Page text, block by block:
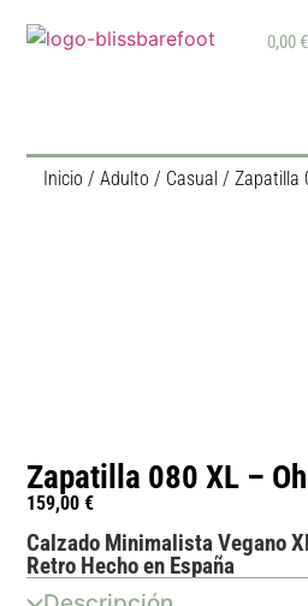
0,00€
Inicio / Adulto / Casual/ Zapatilla
Zapatilla 080 XL –
159,00€
Calzado Minimalista Vegano
Retro Hecho en España